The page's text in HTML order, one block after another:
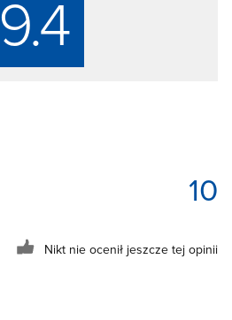
9.4
10
Nikt nie ocenił jeszcze tej opinii